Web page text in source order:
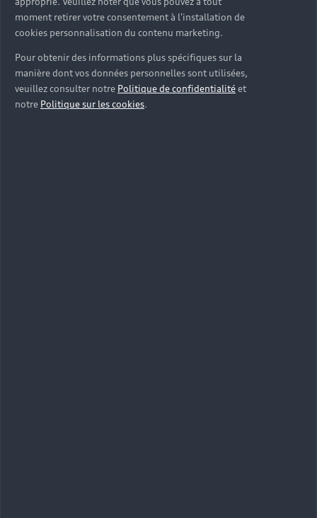
moment retirer votre consentement à l'installation de
cookies personnalisation du contenu marketing.
Pour obtenir des informations plus spécifiques sur la
manière dont vos données personnelles sont utilisées,
veuillez consulter notre Politique de confidentialitéet
notre Politique sur les cookies.